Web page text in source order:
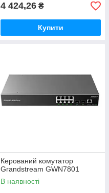
4 424,26 ₴
Купити
Керований комутатор
Grandstream GWN7801
В наявності